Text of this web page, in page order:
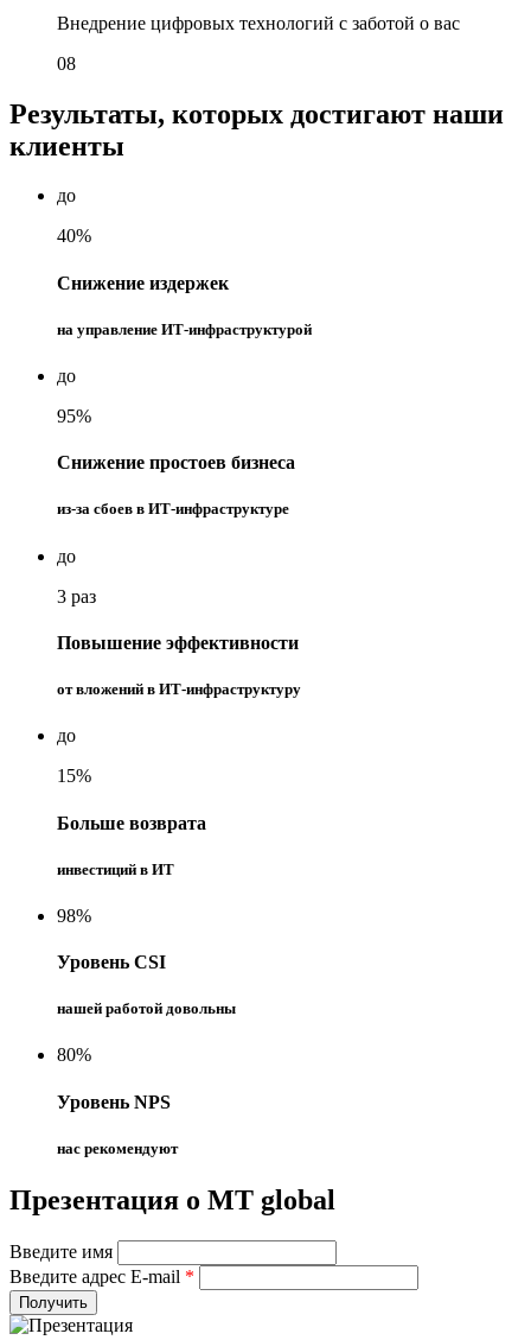
Внедрение цифровых технологий с заботой о вас
08
Результаты, которых достигают наши
клиенты
до
40%
Снижение издержек
на управление ИТ-инфраструктурой
до
95%
Cнижение простоев бизнеса
из-за сбоев в ИТ-инфраструктуре
до
3 раз
Повышение эффективности
от вложений в ИТ-инфраструктуру
до
15%
Больше возврата
инвестиций в ИТ
98%
Уровень CSI
нашей работой довольны
80%
Уровень NPS
нас рекомендуют
Презентация о MT global
Введите имя
Введите адрес E-mail *